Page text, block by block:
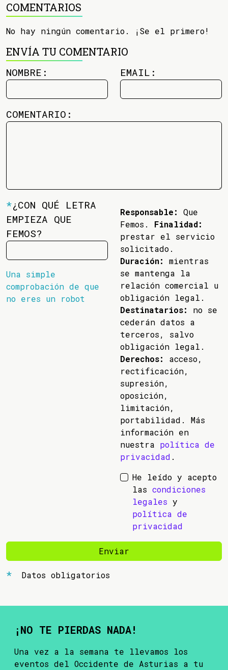
COMENTARIOS
No hay ningún comentario. ¡Se el primero!
ENVÍA TU COMENTARIO
NOMBRE: EMAIL:
COMENTARIO:
*¿CON QUÉ LETRA
EMPIEZA QUE
FEMOS?
Una simple
comprobación de que
no eres un robot
Responsable:
Que
Femos. Finalidad:
prestar el servicio
solicitado.
Duración:
mientras
se mantenga la
relación comercial u
obligación legal.
Destinatarios:
no se
cederán datos a
terceros, salvo
obligación legal.
Derechos:
acceso,
rectificación,
supresión,
oposición,
limitación,
portabilidad. Más
información en
nuestra política de
privacidad .
He leído y acepto
las condiciones
legales y
política de
privacidad
Enviar
Datos obligatorios
¡NO TE PIERDAS NADA!
Una vez a la semana te llevamos los
eventos del Occidente de Asturias a tu